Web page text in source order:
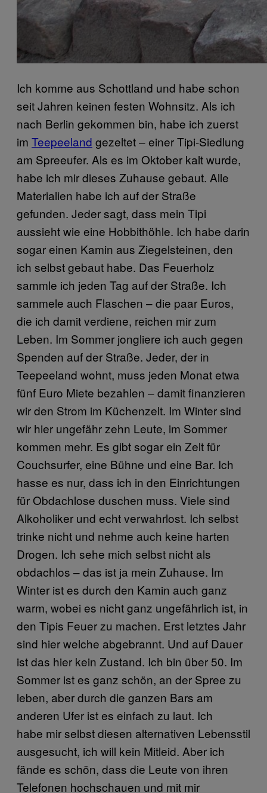
Ich komme aus Schottland und habe schon
seit Jahren keinen festen Wohnsitz. Als ich
nach Berlin gekommen bin, habe ich zuerst
im Teepeeland gezeltet – einer Tipi-Siedlung
am Spreeufer. Als es im Oktober kalt wurde,
habe ich mir dieses Zuhause gebaut. Alle
Materialien habe ich auf der Straße
gefunden. Jeder sagt, dass mein Tipi
aussieht wie eine Hobbithöhle. Ich habe darin
sogar einen Kamin aus Ziegelsteinen, den
ich selbst gebaut habe. Das Feuerholz
sammle ich jeden Tag auf der Straße. Ich
sammele auch Flaschen – die paar Euros,
die ich damit verdiene, reichen mir zum
Leben. Im Sommer jongliere ich auch gegen
Spenden auf der Straße. Jeder, der in
Teepeeland wohnt, muss jeden Monat etwa
fünf Euro Miete bezahlen – damit finanzieren
wir den Strom im Küchenzelt. Im Winter sind
wir hier ungefähr zehn Leute, im Sommer
kommen mehr. Es gibt sogar ein Zelt für
Couchsurfer, eine Bühne und eine Bar. Ich
hasse es nur, dass ich in den Einrichtungen
für Obdachlose duschen muss. Viele sind
Alkoholiker und echt verwahrlost. Ich selbst
trinke nicht und nehme auch keine harten
Drogen. Ich sehe mich selbst nicht als
obdachlos – das ist ja mein Zuhause. Im
Winter ist es durch den Kamin auch ganz
warm, wobei es nicht ganz ungefährlich ist, in
den Tipis Feuer zu machen. Erst letztes Jahr
sind hier welche abgebrannt. Und auf Dauer
ist das hier kein Zustand. Ich bin über 50. Im
Sommer ist es ganz schön, an der Spree zu
leben, aber durch die ganzen Bars am
anderen Ufer ist es einfach zu laut. Ich
habe mir selbst diesen alternativen Lebensstil
ausgesucht, ich will kein Mitleid. Aber ich
fände es schön, dass die Leute von ihren
Telefonen hochschauen und mit mir